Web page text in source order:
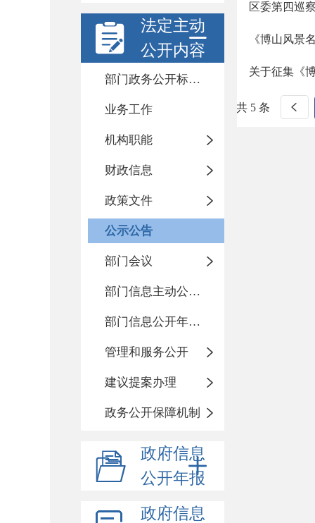
法定主动
公开内容
部门政务公开标准化目录
业务工作
机构职能
财政信息
政策文件
公示公告
部门会议
部门信息主动公开基本目录
部门信息公开年度报告
管理和服务公开
建议提案办理
政务公开保障机制
政府信息
公开年报
政府信息
区委第四巡
《博山风景
关于征集《
共 5 条